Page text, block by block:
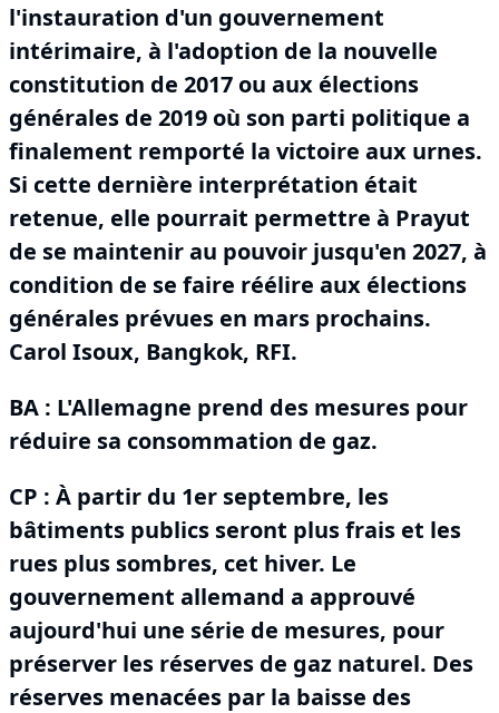
l'instauration d'un gouvernement
intérimaire, à l'adoption de la nouvelle
constitution de 2017 ou aux élections
générales de 2019 où son parti politique a
finalement remporté la victoire aux urnes.
Si cette dernière interprétation était
retenue, elle pourrait permettre à Prayut
de se maintenir au pouvoir jusqu'en 2027, à
condition de se faire réélire aux élections
générales prévues en mars prochains.
Carol Isoux, Bangkok, RFI.
BA : L'Allemagne prend des mesures pour
réduire sa consommation de gaz.
CP : À partir du 1er septembre, les
bâtiments publics seront plus frais et les
rues plus sombres, cet hiver. Le
gouvernement allemand a approuvé
aujourd'hui une série de mesures, pour
préserver les réserves de gaz naturel. Des
réserves menacées par la baisse des